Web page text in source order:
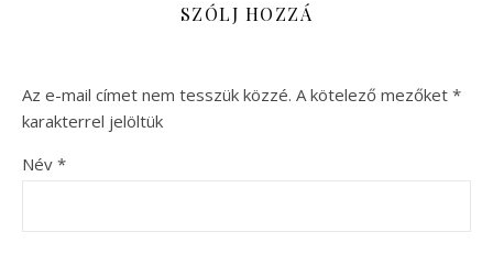
SZÓLJ HOZZÁ
Az e-mail címet nem tesszük közzé. A kötelező mezőket *
karakterrel jelöltük
Név *